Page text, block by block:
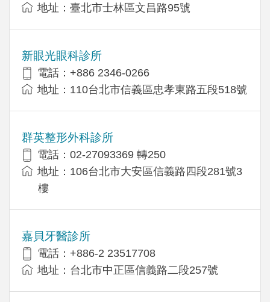
地址：臺北市士林區文昌路95號
新眼光眼科診所
電話：+886 2346-0266
地址：110台北市信義區忠孝東路五段518號
群英整形外科診所
電話：02-27093369 轉250
地址：106台北市大安區信義路四段281號3
樓
嘉貝牙醫診所
電話：+886-2 23517708
地址：台北市中正區信義路二段257號